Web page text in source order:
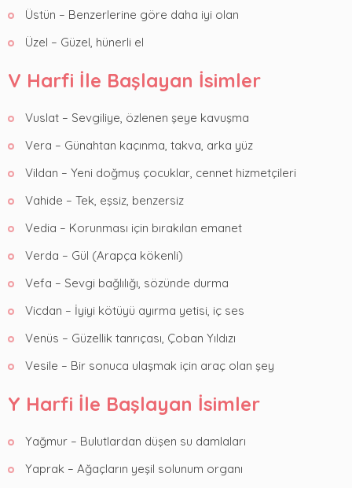
Üstün – Benzerlerine göre daha iyi olan
Üzel – Güzel, hünerli el
V Harfi İle Başlayan İsimler
Vuslat – Sevgiliye, özlenen şeye kavuşma
Vera – Günahtan kaçınma, takva, arka yüz
Vildan – Yeni doğmuş çocuklar, cennet hizmetçileri
Vahide – Tek, eşsiz, benzersiz
Vedia – Korunması için bırakılan emanet
Verda – Gül (Arapça kökenli)
Vefa – Sevgi bağlılığı, sözünde durma
Vicdan – İyiyi kötüyü ayırma yetisi, iç ses
Venüs – Güzellik tanrıçası, Çoban Yıldızı
Vesile – Bir sonuca ulaşmak için araç olan şey
Y Harfi İle Başlayan İsimler
Yağmur – Bulutlardan düşen su damlaları
Yaprak – Ağaçların yeşil solunum organı